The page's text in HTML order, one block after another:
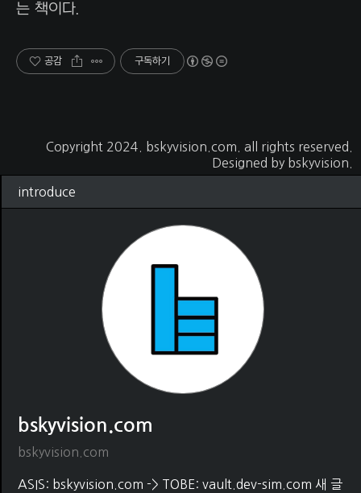
는 책이다.
공감 구독하기
Copyright 2024. bskyvision.com . all rights reserved.
Designed by bskyvision.
introduce
bskyvision.com
bskyvision.com
ASIS: bskyvision.com -> TOBE: vault.dev-sim.com 새 글